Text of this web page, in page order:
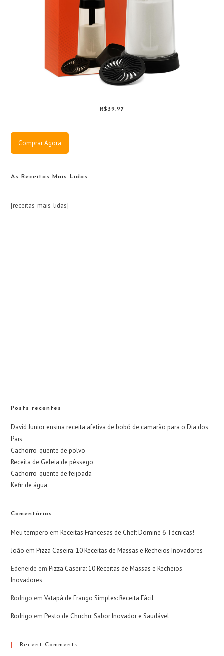
R$39,97
Comprar Agora
As Receitas Mais Lidas
[receitas_mais_lidas]
Posts recentes
David Junior ensina receita afetiva de bobó de camarão para o Dia dos
Pais
Cachorro-quente de polvo
Receita de Geleia de pêssego
Cachorro-quente de feijoada
Kefir de água
Comentários
Meu tempero emReceitas Francesas de Chef: Domine 6 Técnicas!
João emPizza Caseira: 10 Receitas de Massas e Recheios Inovadores
Edeneide emPizza Caseira: 10 Receitas de Massas e Recheios
Inovadores
Rodrigo emVatapá de Frango Simples: Receita Fácil
Rodrigo emPesto de Chuchu: Sabor Inovador e Saudável
Recent Comments